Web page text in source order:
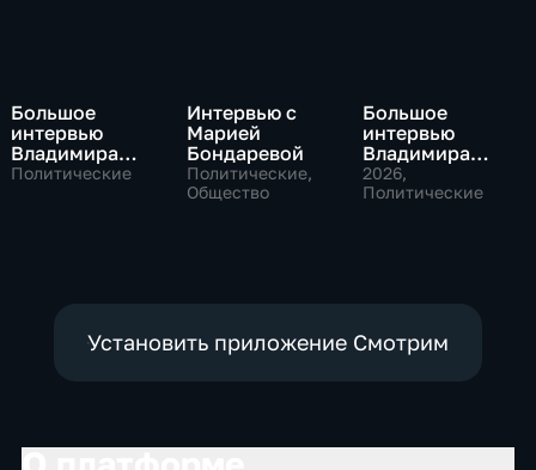
Большое
интервью
Владимира
Путина Сергею
Политические
Интервью с
Марией
Бондаревой
Политические,
Общество
Большое
интервью
Владимира
Соловьева
Роджеру
2026,
Политические
Установить приложение Смотрим